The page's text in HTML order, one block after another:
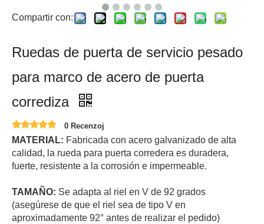
Compartir con:
Ruedas de puerta de servicio pesado
para marco de acero de puerta
corrediza
0 Recenzoj
MATERIAL: Fabricada con acero galvanizado de alta
calidad, la rueda para puerta corredera es duradera,
fuerte, resistente a la corrosión e impermeable.
TAMAÑO: Se adapta al riel en V de 92 grados
(asegúrese de que el riel sea de tipo V en
aproximadamente 92° antes de realizar el pedido)